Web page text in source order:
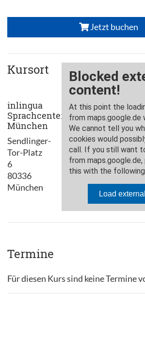
Jetzt buchen
Kursort
inlingua
Sprachcenter
München
Sendlinger-
Tor-Platz
6
80336
München
Termine
Für diesen Kurs sind keine Termine